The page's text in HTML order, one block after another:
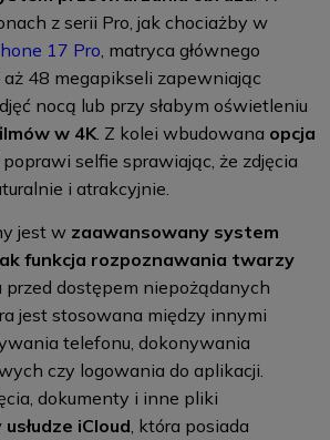
z serii Pro, jak chociażby w
17 Pro, matryca głównego
48 megapikseli zapewniając
nocą lub przy słabym oświetleniu
w 4K. Z kolei wbudowana opcja
poprawi selfie sprawiając, że zdjęcia
i atrakcyjnie.
jest w zaawansowany system
funkcja rozpoznawania twarzy
przed dostępem niepożądanych
jest stosowana między innymi
telefonu, dokonywania
czy logowania do aplikacji.
dokumenty i inne pliki
usłudze iCloud, która posiada